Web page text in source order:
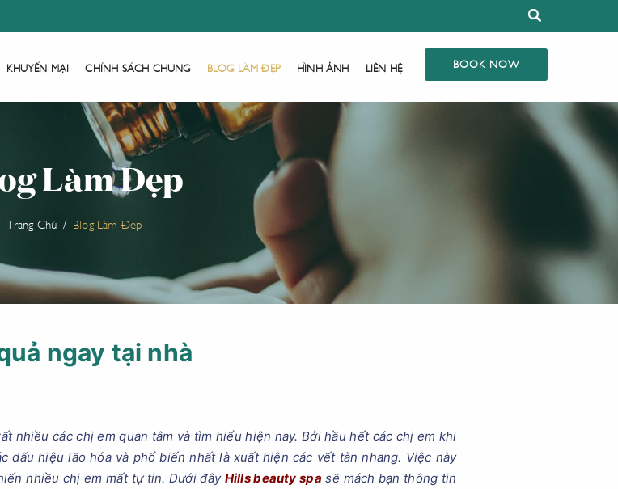
KHUYẾN MẠI CHÍNH SÁCH CHUNG BLOG LÀM ĐẸP HÌNH ẢNH LIÊN HỆ BOOK NOW
Làm Đẹp
Trang Chủ Blog Làm Đẹp
ngay tại nhà
nhiều các chị em quan tâm và tìm hiểu hiện nay. Bởi hầu hết các chị em khi
dấu hiệu lão hóa và phổ biến nhất là xuất hiện các vết tàn nhang. Việc này
nhiều chị em mất tự tin. Dưới đây Hills beauty spa sẽ mách bạn thông tin